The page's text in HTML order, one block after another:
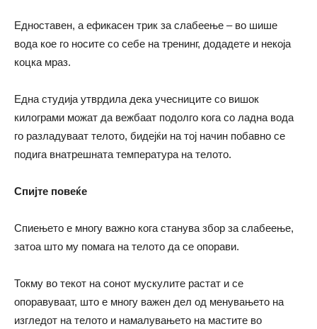
Едноставен, а ефикасен трик за слабеење – во шише
вода кое го носите со себе на тренинг, додадете и некоја
коцка мраз.
Една студија утврдила дека учесниците со вишок
килограми можат да вежбаат подолго кога со ладна вода
го разладуваат телото, бидејќи на тој начин побавно се
подига внатрешната температура на телото.
Спијте повеќе
Спиењето е многу важно кога станува збор за слабеење,
затоа што му помага на телото да се опорави.
Токму во текот на сонот мускулите растат и се
опоравуваат, што е многу важен дел од менувањето на
изгледот на телото и намалувањето на мастите во